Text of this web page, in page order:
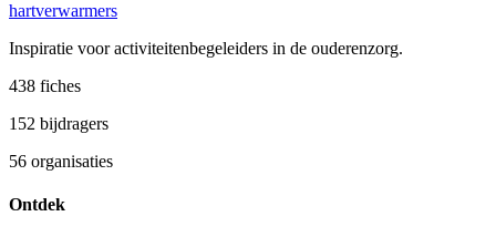
hartverwarmers
Inspiratie voor activiteitenbegeleiders in de ouderenzorg.
438 fiches
152 bijdragers
56 organisaties
Ontdek